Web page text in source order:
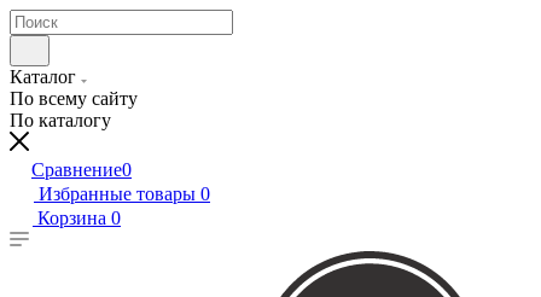
Каталог
По всему сайту
По каталогу
Сравнение0
Избранные товары 0
Корзина 0